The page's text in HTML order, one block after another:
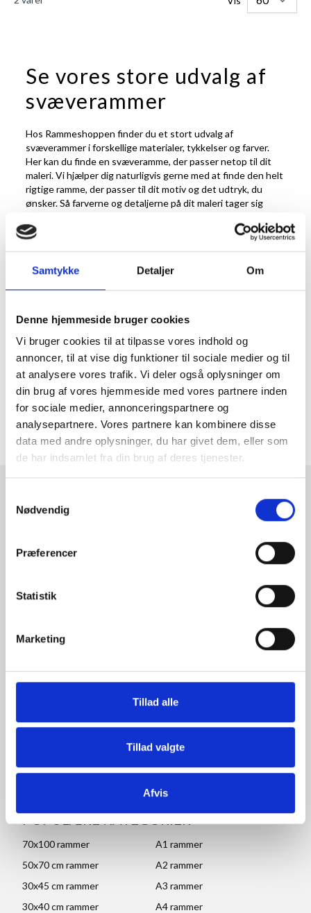
Samtykke Detaljer Om
Denne hjemmeside bruger cookies
Vi bruger cookies til at tilpasse vores indhold og
annoncer, til at vise dig funktioner til sociale medier og til
at analysere vores trafik. Vi deler også oplysninger om
din brug af vores hjemmeside med vores partnere inden
for sociale medier, annonceringspartnere og
analysepartnere. Vores partnere kan kombinere disse
data med andre oplysninger, du har givet dem, eller som
de har indsamlet fra din brug af deres tjenester.
Nødvendig
Præferencer
Statistik
Marketing
Tillad alle
Tillad valgte
Afvis
Se vores store udvalg af
svæverammer
Hos Rammeshoppen finder du et stort udvalg af
svæverammer i forskellige materialer, tykkelser og farver.
Her kan du finde en svæveramme, der passer netop til dit
maleri. Vi hjælper dig naturligvis gerne med at finde den helt
rigtige ramme, der passer til dit motiv og det udtryk, du
ønsker. Så farverne og detaljerne på dit maleri tager sig
Få svæverammer efter
mål
ydermål. Mål gerne flere steder, og hvis de ikke er ens, så
skal du oplyse os det største mål. Vi tillægger dit mål ca. 3-4
mm luft hele vejen rundt om maleriet (mellem maleri og
ramme). Der vil være forboret huller til fastgørelse af dit
maleri, hvor der også følger skruer, ophæng og snor med i
din bestilling.
Leder du i stedet efter en blindramme til at spænde dit
lærred op på, så kan du finde dem under blindrammer her.
Tlf: +45 77 34 11 00
CVR: DK 27 63 11 42
Fredag: 09.00-15.30
Lørdag, søndag og helligdage: Lukket
Ved højtider og ferie kan ændringer forekomme. Se mereher
POPULÆRE KATEGORIER
70x100 rammer
A1 rammer
50x70 cm rammer
A2 rammer
30x45 cm rammer
A3 rammer
30x40 cm rammer
A4 rammer